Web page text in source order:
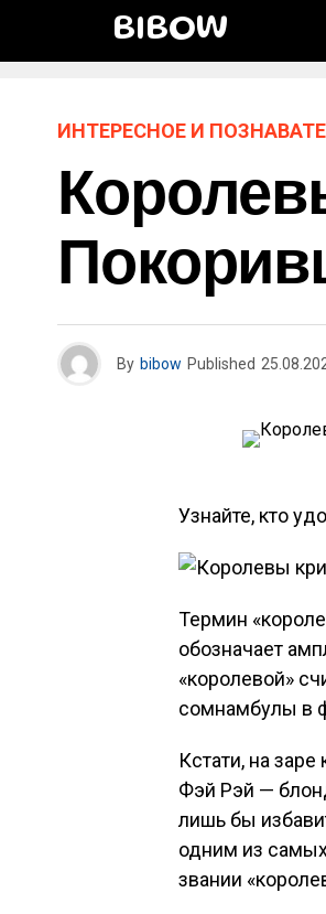
BIBOW
ИНТЕРЕСНОЕ И
By bibow Published
Узнайте, кто
Термин
обозначает
«королевой»
сомнамбулы в
Кстати, на
Фэй Рэй —
лишь бы
одним из
звании